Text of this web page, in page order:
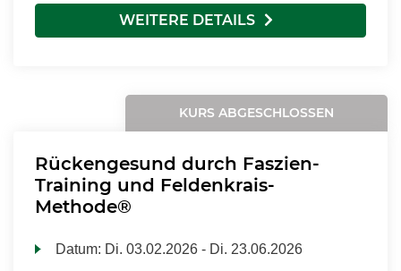
WEITERE DETAILS
KURS ABGESCHLOSSEN
Rückengesund durch Faszien-
Training und Feldenkrais-
Methode®
Datum: Di. 03.02.2026 - Di. 23.06.2026